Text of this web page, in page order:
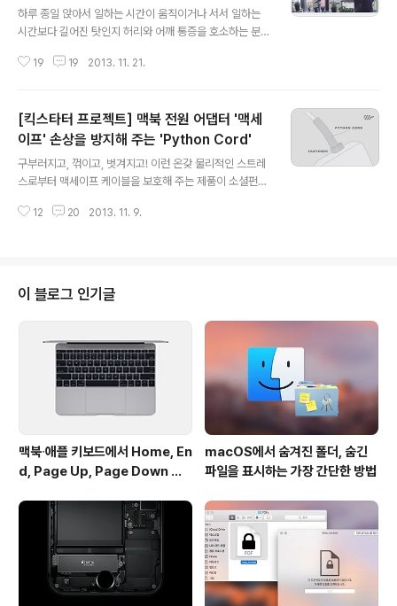
하루 종일 앉아서 일하는 시간이 움직이거나 서서 일하는
시간보다 길어진 탓인지 허리와 어깨 통증을 호소하는 분
라도 서서 일하는 것이 앉아서 일하는 것보다 더 능률적으
나 서서 맥을 사용할 수 있는 독특한 제품이 나왔습니다. 모
니터암 전문회사 Ergotron이 "애플 사용자를 위해" 내놓
은 WorkFit이라는 제품입니다. 기존의 모니터암과 생김새
가 비슷하지만 키보드와 마우스를 둘 수 있는 작업 공간을
마련해 모니터와 동시에 들어올릴 수 있는 아이디어 상품
입니다. 현재 21.5인치와 27인치 아이맥을 커버하는 'Wo
19 19 2013. 11. 21.
[킥스타터 프로젝트] 맥북 전원 어댑터 '맥세
이프' 손상을 방지해 주는 'Python Cord'
구부러지고, 꺾이고, 벗겨지고! 이런 온갖 물리적인 스트레
스로부터 맥세이프 케이블을 보호해 주는 제품이 소셜펀딩
프는 여타 다른 노트북의 시커멓고 커다란 전원 어댑터와
는 부분이 쉽게 손상되는데, 킥스타터에 올라온 '파이선코
드(Python Cord)'는 이 부분을 감쌀 수 있는 일종의 실리
콘 튜브 제품입니다. 제품 소개 동영상으로 파이선코드를
먼저 만나보시죠. 맥세이프 케이블 끝을 통 안에 집어넣은
다음 통 끝의 돌기를 당겨주면 튜브만 쏙 남는 방식입니다.
튜브를 씌우면 맥세이프 케이블이 확 ..
12 20 2013. 11. 9.
이 블로그 인기글
맥북∙애플 키보드에서 Home, En
d, Page Up, Page Down 키
macOS에서 숨겨진 폴더, 숨긴
파일을 표시하는 가장 간단한 방법